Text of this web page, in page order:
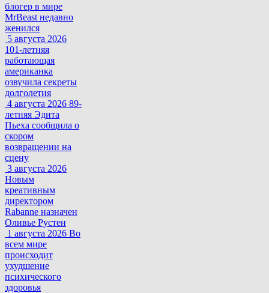
блогер в мире
MrBeast недавно
женился
5 августа 2026
101-летняя
работающая
американка
озвучила секреты
долголетия
4 августа 2026 89-
летняя Эдита
Пьеха сообщила о
скором
возвращении на
сцену
3 августа 2026
Новым
креативным
директором
Rabanne назначен
Оливье Рустен
1 августа 2026 Во
всем мире
происходит
ухудшение
психического
здоровья